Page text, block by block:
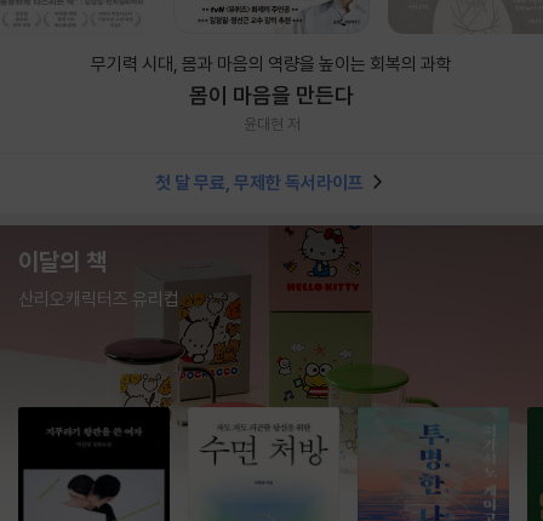
무기력 시대, 몸과 마음의 역량을 높이는 회복의 과학
몸이 마음을 만든다
윤대현 저
첫 달 무료, 무제한 독서라이프
이달의 책
산리오캐릭터즈 유리컵